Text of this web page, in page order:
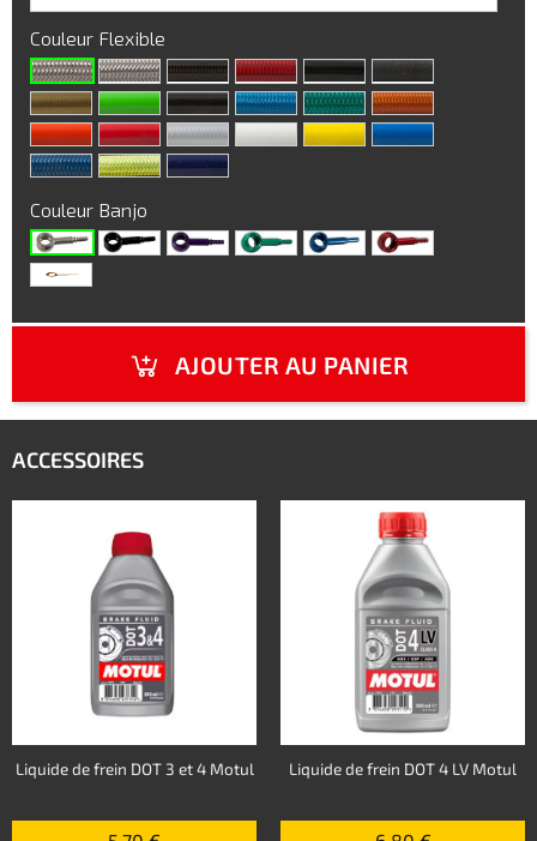
Couleur Flexible
Couleur Banjo
AJOUTER AU PANIER
ACCESSOIRES
Liquide de frein DOT 3 et 4 Motul Liquide de frein DOT 4 LV Motul